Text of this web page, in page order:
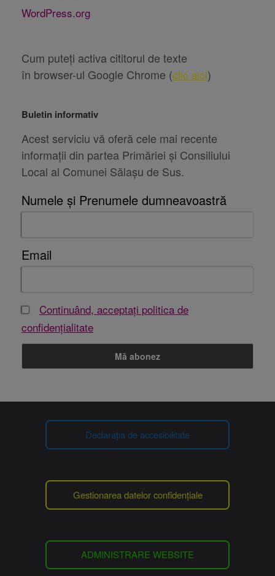
WordPress.org
Cum puteți activa cititorul de texte
în browser-ul Google Chrome (clic aici)
Buletin informativ
Acest serviciu vă oferă cele mai recente
informații din partea Primăriei și Consiliului
Local al Comunei Sălașu de Sus.
Numele și Prenumele dumneavoastră
Email
Continuând, acceptați politica de
confidențialitate
Declarația de accesibilitate
Gestionarea datelor confidențiale
ADMINISTRARE WEBSITE